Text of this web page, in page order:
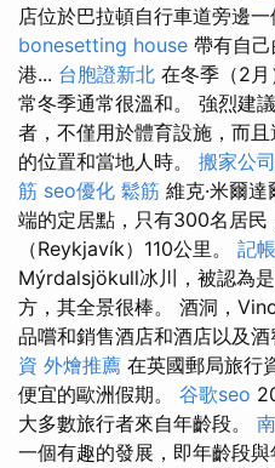
店位於巴拉頓自行車道旁邊一
bonesetting house 帶有自
港... 台胞證新北 在冬季（2
常冬季通常很溫和。 強烈建
者，不僅用於體育設施，而
的位置和當地人時。 搬家公
筋 seo優化 鬆筋 維克·米爾
端的定居點，只有300名居民
（Reykjavík）110公里。 記
Mýrdalsjökull冰川，被認為
方，其全景很棒。 酒洞，
品嚐和銷售酒店和酒店以及酒
資 外燴推薦 在英國郵局旅行
便宜的歐洲假期。 谷歌seo
大多數旅行者來自年齡段。
一個有趣的發展，即年齡段